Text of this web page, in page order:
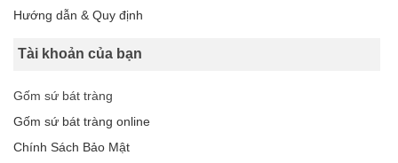
Hướng dẫn & Quy định
Tài khoản của bạn
Gốm sứ bát tràng
Gốm sứ bát tràng online
Chính Sách Bảo Mật